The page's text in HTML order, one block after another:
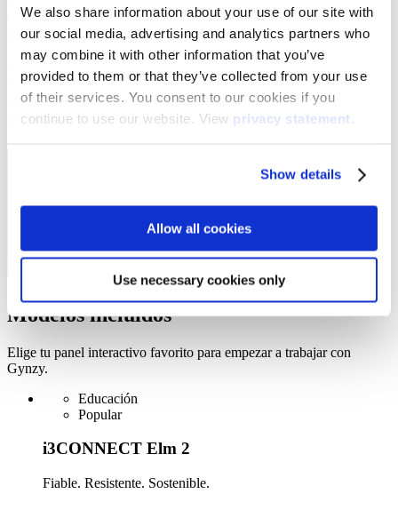
We also share information about your use of our site with
our social media, advertising and analytics partners who
may combine it with other information that you’ve
provided to them or that they’ve collected from your use
of their services. You consent to our cookies if you
continue to use our website. View privacy statement.
Show details
Allow all cookies
Use necessary cookies only
como Aspen 4 y Elm 2, y también varios de nuestros paneles legacy
son compatibles con Gynzy.
Entonces, ¿qué puedes hacer con Gynzy?
Dejemos que te lo cuenten ellos mismos. Al fin y al cabo, son los
verdaderos expertos :)
Modelos incluidos
Elige tu panel interactivo favorito para empezar a trabajar con
Gynzy.
Educación
Popular
i3CONNECT Elm 2
Fiable. Resistente. Sostenible.